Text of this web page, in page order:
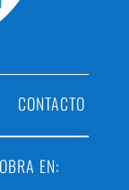
CONTACTO
EN: